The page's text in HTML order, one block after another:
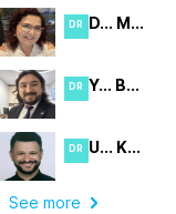
DR D... M...
DR Y... B...
DR U... K...
See more